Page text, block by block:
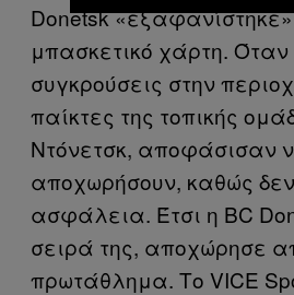
Donetsk
μπασκετικό χάρτη. Όταν
συγκρούσεις στην
παίκτες της τοπικής
Ντόνετσκ, αποφάσισαν
αποχωρήσουν, καθώς
ασφάλεια. Έτσι η BC
σειρά της, αποχώρησε
πρωτάθλημα. Το VICE